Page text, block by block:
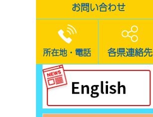
お問い合わせ
所在地・電話 各県連絡先